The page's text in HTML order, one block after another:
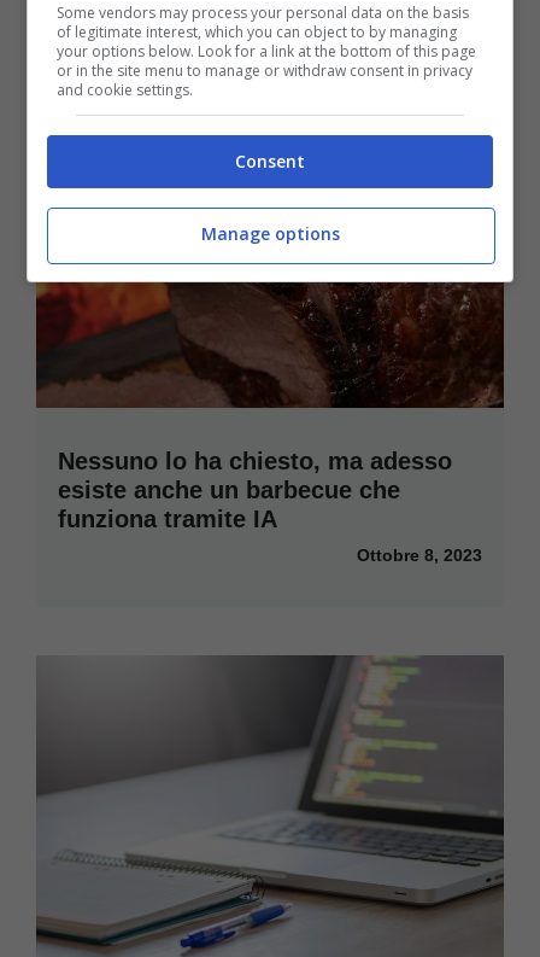
Nessuno lo ha chiesto, ma adesso
esiste anche un barbecue che
funziona tramite IA
Ottobre 8, 2023
Some vendors may process your personal data on the basis
of legitimate interest, which you can object to by managing
your options below. Look for a link at the bottom of this page
or in the site menu to manage or withdraw consent in privacy
and cookie settings.
Consent
Manage options